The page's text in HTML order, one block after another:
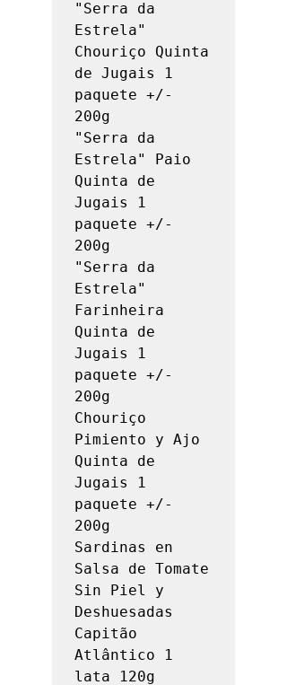
"Serra da
Estrela"
Chouriço Quinta
de Jugais 1
paquete +/-
200g
"Serra da
Estrela" Paio
Quinta de
Jugais 1
paquete +/-
200g
"Serra da
Estrela"
Farinheira
Quinta de
Jugais 1
paquete +/-
200g
Chouriço
Pimiento y Ajo
Quinta de
Jugais 1
paquete +/-
200g
Sardinas en
Salsa de Tomate
Sin Piel y
Deshuesadas
Capitão
Atlântico 1
lata 120g